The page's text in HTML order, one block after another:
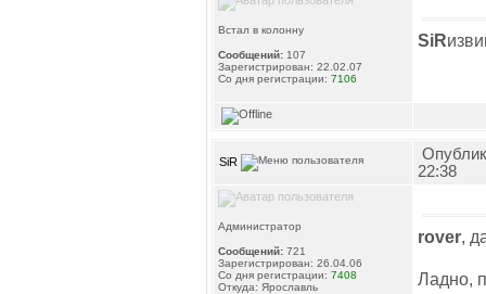
Встал в колонну
Сообщений: 107
Зарегистрирован: 22.02.07
Со дня регистрации: 7106
SiR
SiR
22:38
Администратор
Сообщений: 721
Зарегистрирован: 26.04.06
Со дня регистрации: 7408
Откуда: Ярославль
rover,
Ладно,